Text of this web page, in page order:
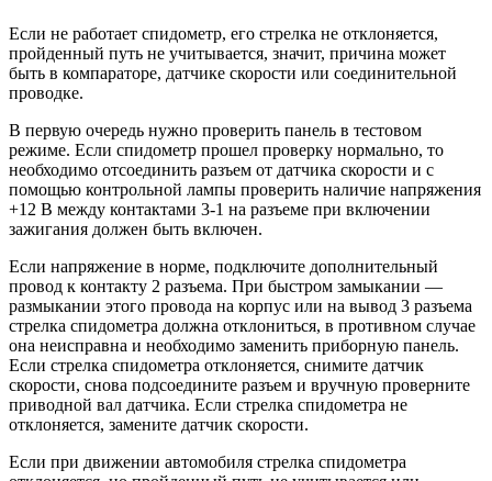
Если не работает спидометр, его стрелка не отклоняется,
пройденный путь не учитывается, значит, причина может
быть в компараторе, датчике скорости или соединительной
проводке.
В первую очередь нужно проверить панель в тестовом
режиме. Если спидометр прошел проверку нормально, то
необходимо отсоединить разъем от датчика скорости и с
помощью контрольной лампы проверить наличие напряжения
+12 В между контактами 3-1 на разъеме при включении
зажигания должен быть включен.
Если напряжение в норме, подключите дополнительный
провод к контакту 2 разъема. При быстром замыкании —
размыкании этого провода на корпус или на вывод 3 разъема
стрелка спидометра должна отклониться, в противном случае
она неисправна и необходимо заменить приборную панель.
Если стрелка спидометра отклоняется, снимите датчик
скорости, снова подсоедините разъем и вручную проверните
приводной вал датчика. Если стрелка спидометра не
отклоняется, замените датчик скорости.
Если при движении автомобиля стрелка спидометра